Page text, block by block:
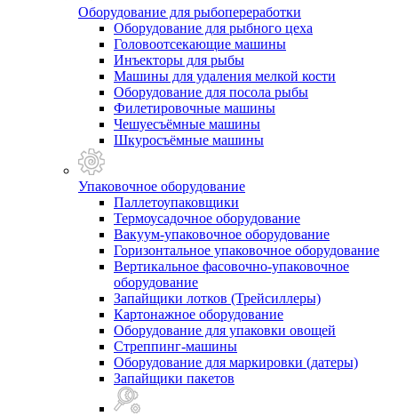
Оборудование для рыбопереработки
Оборудование для рыбного цеха
Головоотсекающие машины
Инъекторы для рыбы
Машины для удаления мелкой кости
Оборудование для посола рыбы
Филетировочные машины
Чешуесъёмные машины
Шкуросъёмные машины
Упаковочное оборудование
Паллетоупаковщики
Термоусадочное оборудование
Вакуум-упаковочное оборудование
Горизонтальное упаковочное оборудование
Вертикальное фасовочно-упаковочное
оборудование
Запайщики лотков (Трейсиллеры)
Картонажное оборудование
Оборудование для упаковки овощей
Стреппинг-машины
Оборудование для маркировки (датеры)
Запайщики пакетов